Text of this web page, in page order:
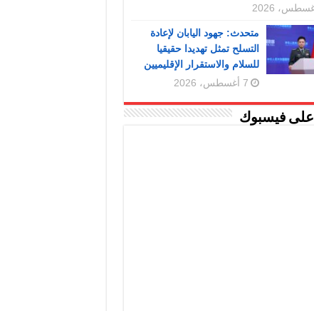
متحدث: جهود اليابان لإعادة
التسلح تمثل تهديدا حقيقيا
للسلام والاستقرار الإقليميين
7 أغسطس، 2026
على فيسبوك